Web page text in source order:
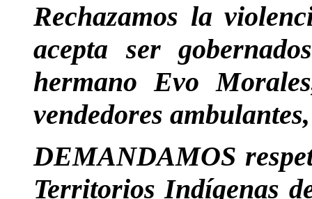
Rechazamos la
acepta ser
hermano Evo
vendedores
DEMANDAMOS
Territorios Indígenas